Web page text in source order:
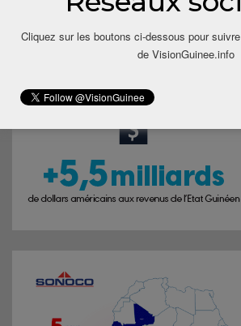
Cliquez sur les boutons ci-dessous pour
de VisionGuinee.info